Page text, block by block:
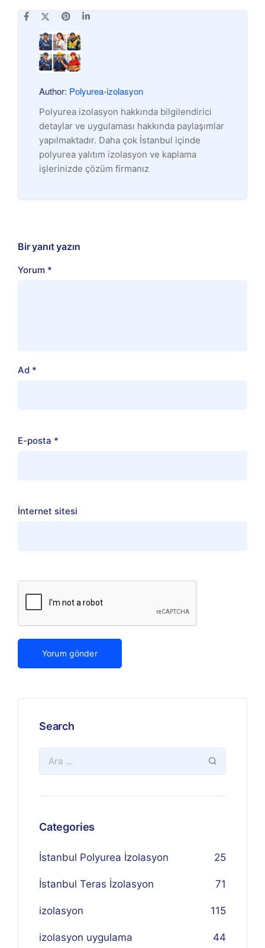
Author: Polyurea-izolasyon
Polyurea izolasyon hakkında bilgilendirici
detaylar ve uygulaması hakkında paylaşımlar
yapılmaktadır. Daha çok İstanbul içinde
polyurea yalıtım izolasyon ve kaplama
işlerinizde çözüm firmanız
Bir yanıt yazın
Yorum *
Ad *
E-posta *
İnternet sitesi
Search
Categories
İstanbul Polyurea İzolasyon 25
İstanbul Teras İzolasyon 71
izolasyon 115
izolasyon uygulama 44